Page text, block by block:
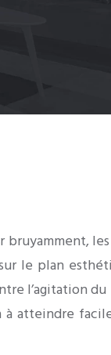
le plan
l’agitation
atteindre